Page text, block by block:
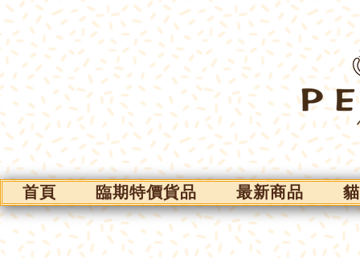
首頁 臨期特價貨品 最新商品